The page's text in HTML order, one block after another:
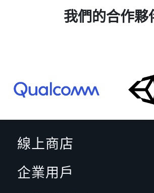
我們的合作夥
線上商店
企業用戶